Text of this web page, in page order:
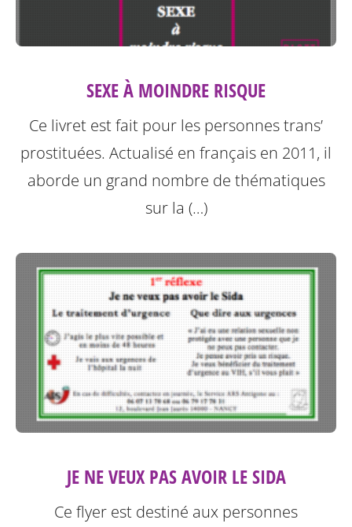
SEXE À MOINDRE RISQUE
Ce livret est fait pour les personnes trans’
prostituées. Actualisé en français en 2011, il
aborde un grand nombre de thématiques
sur la (…)
JE NE VEUX PAS AVOIR LE SIDA
Ce flyer est destiné aux personnes